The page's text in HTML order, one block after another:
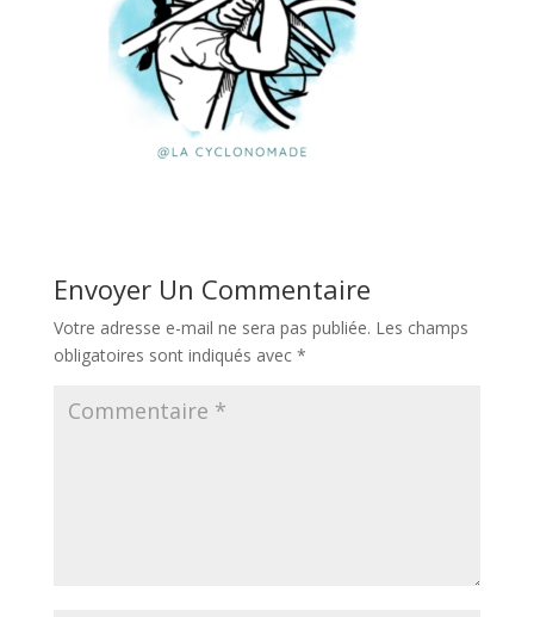
Envoyer Un Commentaire
Votre adresse e-mail ne sera pas publiée. Les champs
obligatoires sont indiqués avec *